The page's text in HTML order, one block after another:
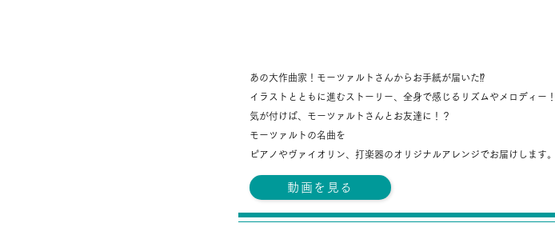
あの大作曲家！ モーツァルトさんから お手紙が届いた⁉
イラストとともに進むストーリー、 全身で感じるリズムやメロディー！
気が付けば、 モーツァルトさんとお友達に！？
モーツァルトの名曲を
ピアノやヴァイオリン、 打楽器のオリジナルアレンジでお届けします。
動画を見る